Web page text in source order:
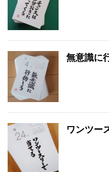
無意識に
ワンツー